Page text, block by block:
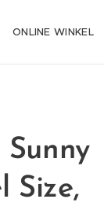
ONLINE WINKEL
Size,